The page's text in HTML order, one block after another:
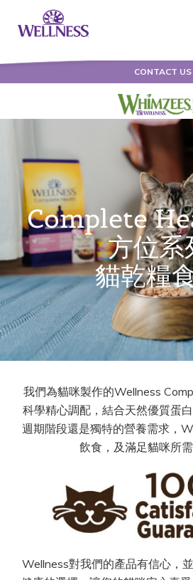
CONTACT US
Complete
方位系
貓乾糧
我們為貓咪製作的Wellness
科學精心調配，結合天然優質蛋
週期階段還是獨特的營養需求，
飲食，及滿足貓咪所需
Wellness對我們的產品有信心，